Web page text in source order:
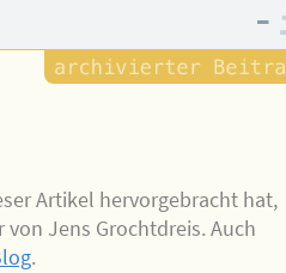
–
Artikel hervorgebracht hat,
Jens Grochtdreis. Auch
.